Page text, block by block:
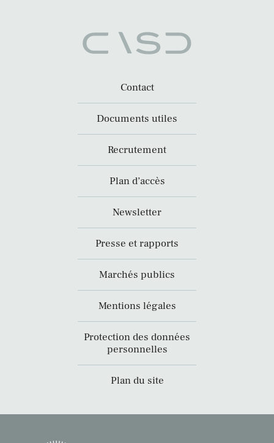
Contact
Documents utiles
Recrutement
Plan d’accès
Newsletter
Presse et rapports
Marchés publics
Mentions légales
Protection des données
personnelles
Plan du site